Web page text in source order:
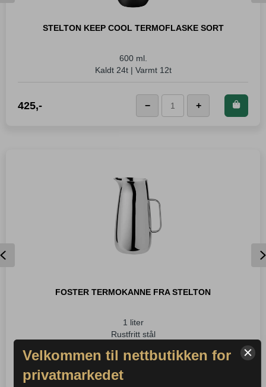
STELTON KEEP COOL TERMOFLASKE SORT
600 ml.
Kaldt 24t | Varmt 12t
425,-
Kjøp dette produktet og
spar425Poeng!
− +
LEGG I KURVEN
FOSTER TERMOKANNE FRA STELTON
1 liter
Rustfritt stål
2093,-
Previous
Velkommen til nettbutikken for
privatmarkedet